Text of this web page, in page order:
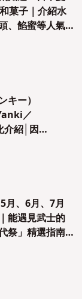
菓子｜介紹水
、餡蜜等人氣
キー）
／
介紹│因
月、6月、7月
能遇見武士的
祭」精選指南